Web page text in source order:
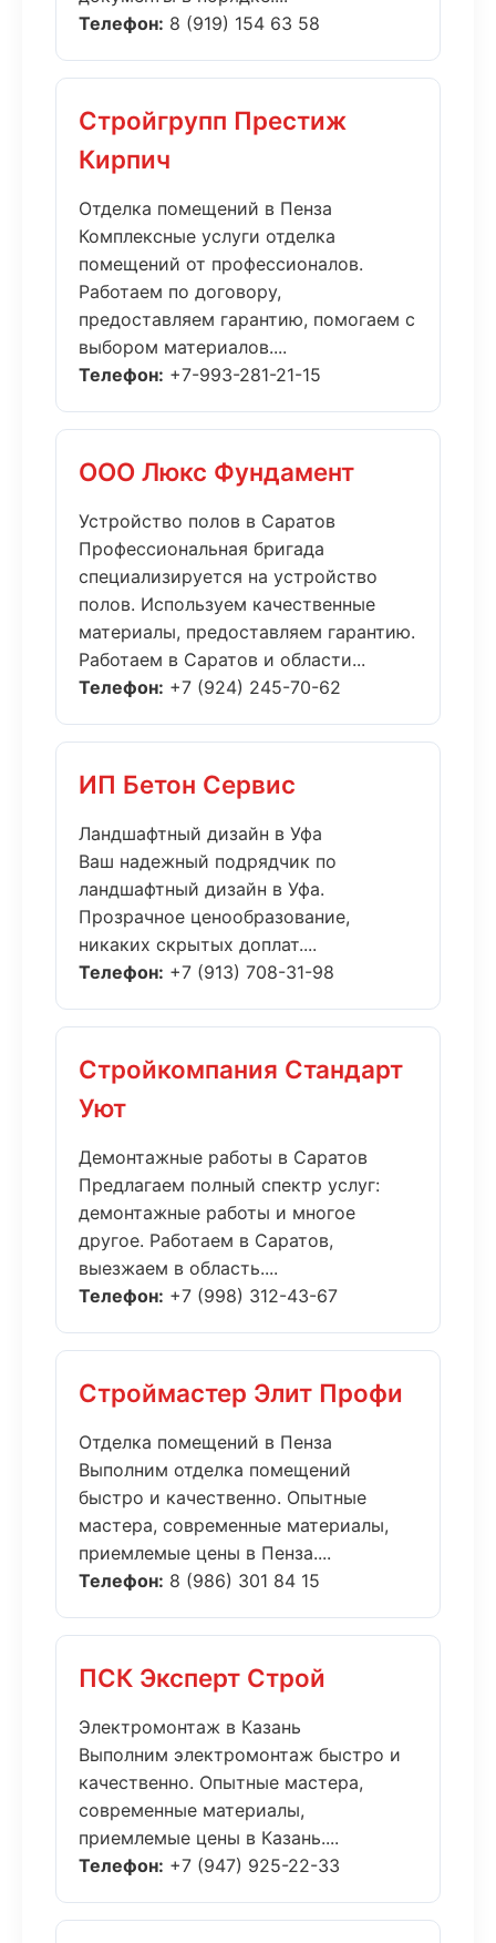
Телефон: 8 (919) 154 63 58
Стройгрупп Престиж
Кирпич
Отделка помещений в Пенза
Комплексные услуги отделка
помещений от профессионалов.
Работаем по договору,
предоставляем гарантию, помогаем с
выбором материалов....
Телефон: +7-993-281-21-15
ООО Люкс Фундамент
Устройство полов в Саратов
Профессиональная бригада
специализируется на устройство
полов. Используем качественные
материалы, предоставляем гарантию.
Работаем в Саратов и области...
Телефон: +7 (924) 245-70-62
ИП Бетон Сервис
Ландшафтный дизайн в Уфа
Ваш надежный подрядчик по
ландшафтный дизайн в Уфа.
Прозрачное ценообразование,
никаких скрытых доплат....
Телефон: +7 (913) 708-31-98
Стройкомпания Стандарт
Уют
Демонтажные работы в Саратов
Предлагаем полный спектр услуг:
демонтажные работы и многое
другое. Работаем в Саратов,
выезжаем в область....
Телефон: +7 (998) 312-43-67
Строймастер Элит Профи
Отделка помещений в Пенза
Выполним отделка помещений
быстро и качественно. Опытные
мастера, современные материалы,
приемлемые цены в Пенза....
Телефон: 8 (986) 301 84 15
ПСК Эксперт Строй
Электромонтаж в Казань
Выполним электромонтаж быстро и
качественно. Опытные мастера,
современные материалы,
приемлемые цены в Казань....
Телефон: +7 (947) 925-22-33